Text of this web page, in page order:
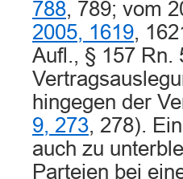
788, 789; vom
2005, 1619,
Aufl., § 157 Rn.
hingegen der
9, 273, 278).
auch zu
Parteien bei